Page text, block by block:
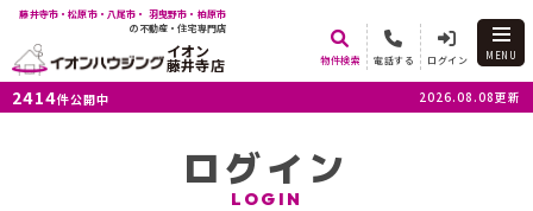
藤井寺市・松原市・八尾市・ 羽曳野市・柏原市
の不動産・住宅専門店
イオン
藤井寺店 物件検索 電話する ログイン MENU
2414件公開中 2026.08.08更新
ログイン
LOGIN